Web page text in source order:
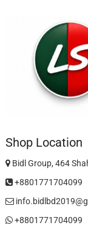
Shop Location
Bidl Group, 464
+8801771704099
+8801771704099